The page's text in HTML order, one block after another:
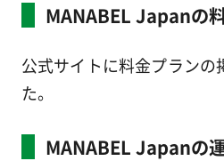
MANABEL Japanの
公式サイトに料金プランの
た。
MANABEL Japanの